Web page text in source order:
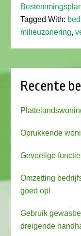
Tagged With:
milieuzonering,
Recente
Oprukkende
Gevoelige
Omzetting
goed op!
Gebruik
dreigende